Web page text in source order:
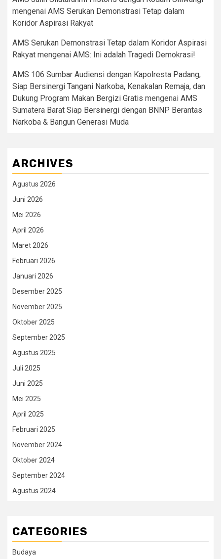
mengenai AMS Serukan Demonstrasi Tetap dalam
Koridor Aspirasi Rakyat
AMS Serukan Demonstrasi Tetap dalam Koridor Aspirasi
Rakyat mengenai AMS: Ini adalah Tragedi Demokrasi!
AMS 106 Sumbar Audiensi dengan Kapolresta Padang,
Siap Bersinergi Tangani Narkoba, Kenakalan Remaja, dan
Dukung Program Makan Bergizi Gratis mengenai AMS
Sumatera Barat Siap Bersinergi dengan BNNP Berantas
Narkoba & Bangun Generasi Muda
ARCHIVES
Agustus 2026
Juni 2026
Mei 2026
April 2026
Maret 2026
Februari 2026
Januari 2026
Desember 2025
November 2025
Oktober 2025
September 2025
Agustus 2025
Juli 2025
Juni 2025
Mei 2025
April 2025
Februari 2025
November 2024
Oktober 2024
September 2024
Agustus 2024
CATEGORIES
Budaya